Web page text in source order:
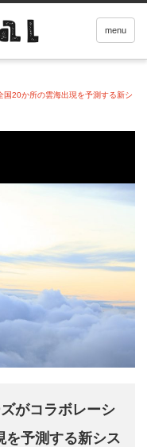
menu
国20か所の雲海出現を予測する新シ
がコラボレーシ
を予測する新シス